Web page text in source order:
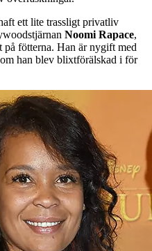
ett lite trassligt privatliv
Noomi Rapace,
på fötterna. Han är nygift med
han blev blixtförälskad i för